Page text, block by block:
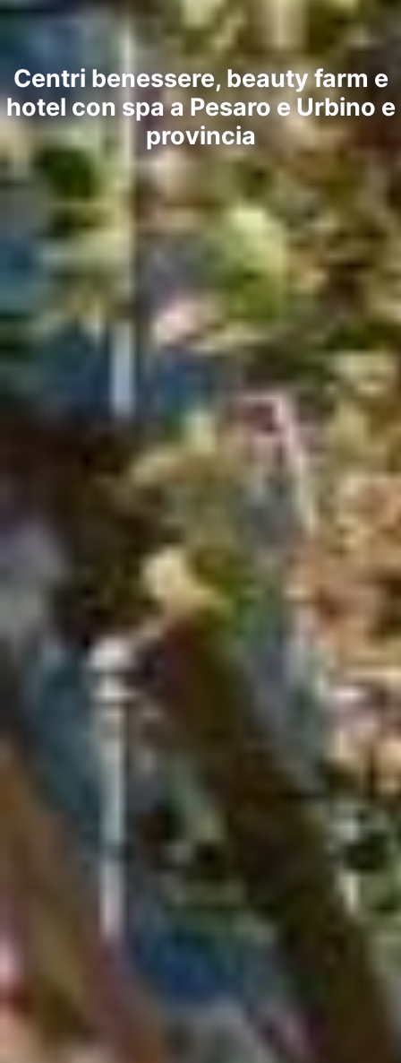
Centri benessere, beauty farm e
hotel con spa a Pesaro e Urbino e
provincia